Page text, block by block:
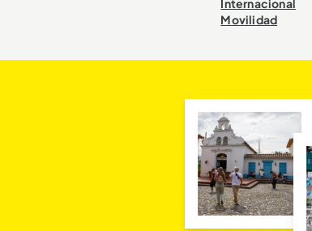
Internacional
Movilidad